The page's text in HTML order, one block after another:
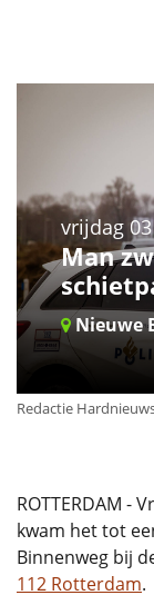
vrijdag
Man
Nieuwe
Redactie
ROTTERDAM -
kwam het tot
Binnenweg bij
112 Rotterdam.